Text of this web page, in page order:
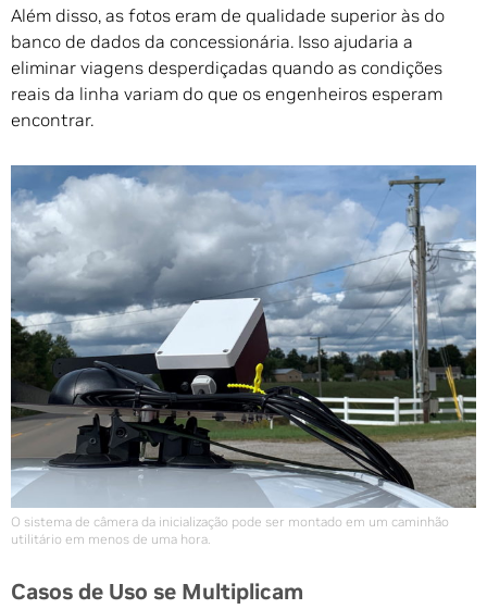
Além disso, as fotos eram de qualidade superior às do
banco de dados da concessionária. Isso ajudaria a
eliminar viagens desperdiçadas quando as condições
reais da linha variam do que os engenheiros esperam
encontrar.
O sistema de câmera da inicialização pode ser montado em um caminhão
utilitário em menos de uma hora.
Casos de Uso se Multiplicam